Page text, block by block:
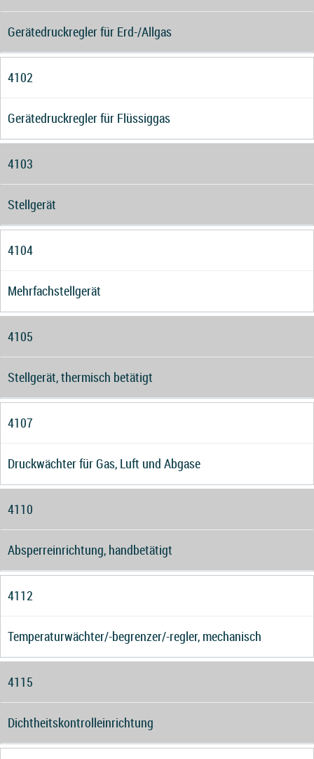
Gerätedruckregler für Erd-/Allgas
4102
Gerätedruckregler für Flüssiggas
4103
Stellgerät
4104
Mehrfachstellgerät
4105
Stellgerät, thermisch betätigt
4107
Druckwächter für Gas, Luft und Abgase
4110
Absperreinrichtung, handbetätigt
4112
Temperaturwächter/-begrenzer/-regler, mechanisch
4115
Dichtheitskontrolleinrichtung